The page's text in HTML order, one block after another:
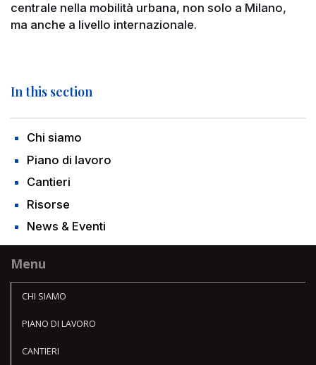
In this section
Chi siamo
Piano di lavoro
Cantieri
Risorse
News & Eventi
centrale nella mobilità urbana, non solo a Milano,
ma anche a livello internazionale.
Menu
CHI SIAMO
PIANO DI LAVORO
CANTIERI